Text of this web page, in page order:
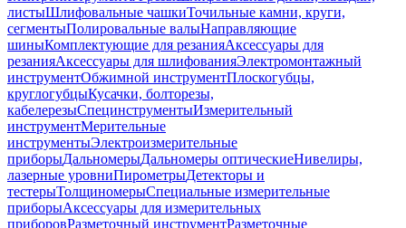
листыШлифовальные чашкиТочильные камни, круги,
сегментыПолировальные валыНаправляющие
шиныКомплектующие для резанияАксессуары для
резанияАксессуары для шлифованияЭлектромонтажный
инструментОбжимной инструментПлоскогубцы,
круглогубцыКусачки, болторезы,
кабелерезыСпецинструментыИзмерительный
инструментМерительные
инструментыЭлектроизмерительные
приборыДальномерыДальномеры оптическиеНивелиры,
лазерные уровниПирометрыДетекторы и
тестерыТолщиномерыСпециальные измерительные
приборыАксессуары для измерительных
приборовРазметочный инструментРазметочные